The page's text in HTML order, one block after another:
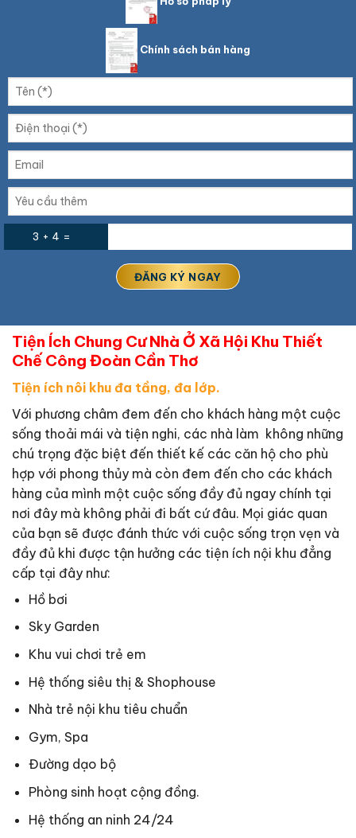
Chính sách bán hàng
3 + 4 =
Tiện Ích Chung Cư Nhà Ở Xã Hội Khu Thiết
Chế Công Đoàn Cần Thơ
Tiện ích nôi khu đa tầng, đa lớp.
Với phương châm đem đến cho khách hàng một cuộc
sống thoải mái và tiện nghi, các nhà làm không những
chú trọng đặc biệt đến thiết kế các căn hộ cho phù
hợp với phong thủy mà còn đem đến cho các khách
hàng của mình một cuộc sống đầy đủ ngay chính tại
nơi đây mà không phải đi bất cứ đâu. Mọi giác quan
của bạn sẽ được đánh thức với cuộc sống trọn vẹn và
đầy đủ khi được tận hưởng các tiện ích nội khu đẳng
cấp tại đây như:
Hồ bơi
Sky Garden
Khu vui chơi trẻ em
Hệ thống siêu thị & Shophouse
Nhà trẻ nội khu tiêu chuẩn
Gym, Spa
Đường dạo bộ
Phòng sinh hoạt cộng đồng.
Hệ thống an ninh 24/24